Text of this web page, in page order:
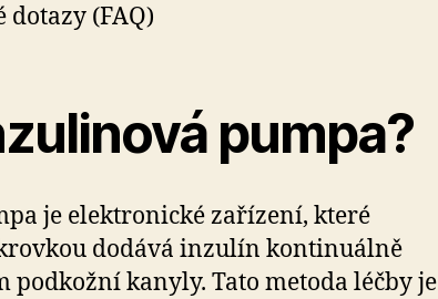
dotazy (FAQ)
pumpa?
je elektronické zařízení, které
dodává inzulín kontinuálně
podkožní kanyly. Tato metoda léčby je